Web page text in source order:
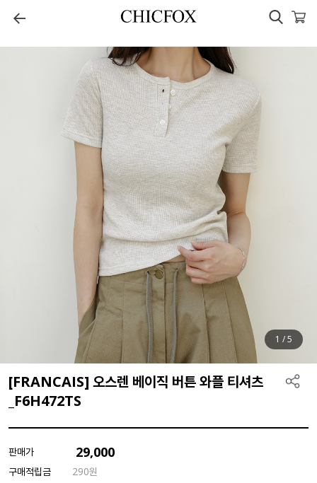
1 /5
[FRANCAIS] 오스렌 베이직 버튼 와플 티셔츠
_F6H472TS
판매가 29,000
구매적립금
290원